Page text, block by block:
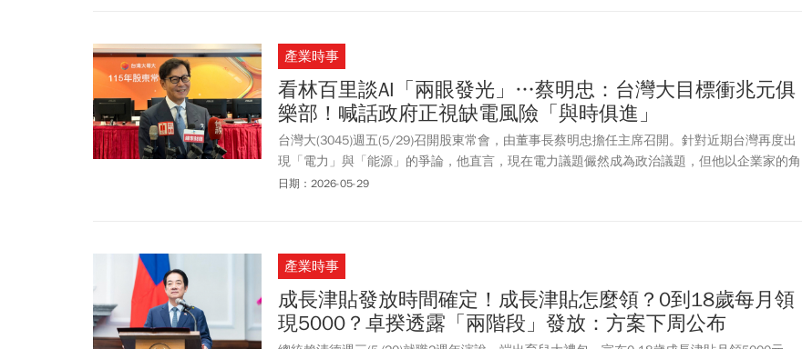
產業時事
看林百里談AI「兩眼發光」…蔡明忠：台灣大目標衝兆元俱
樂部！喊話政府正視缺電風險「與時俱進」
台灣大(3045)週五(5/29)召開股東常會，由董事長蔡明忠擔任主席召開。針對近期台灣再度出
現「電力」與「能源」的爭論，他直言，現在電力議題儼然成為政治議題，但他以企業家的角
度提出建言，呼籲政府必須勇敢面對現實，正視AI狂潮帶來的巨大電力需求與能源風險。台灣
日期：2026-05-29
產業時事
成長津貼發放時間確定！成長津貼怎麼領？0到18歲每月領
現5000？卓揆透露「兩階段」發放：方案下周公布